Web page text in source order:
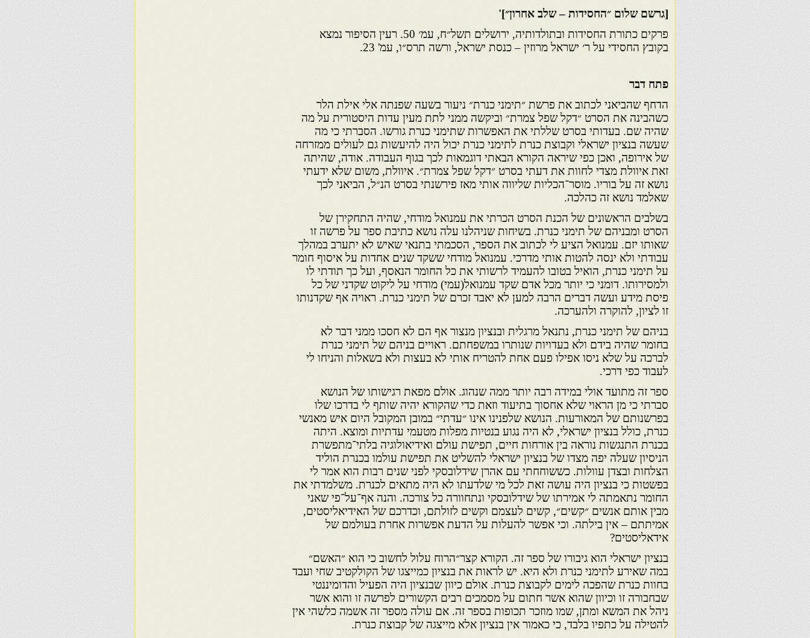
[גרשם שלום ״החסידות – שלב אחרון״]'
פרקים כתורת החסידות ובתולדותיה, ירושלים תשל״ח, עמ׳ 50. רעין הסיפור נמצא
בקובץ החסידי על ר׳ ישראל מרוזין – כנסת ישראל, ורשה תרס״ו, עמ' 23.
פתח דבר
הדחף שהביאני לכתוב את פרשת ״תימני כנרת״ ניעור בשעה שפנתה אלי אילת הלר
כשהבינה את הסרט ״דקל שפל צמרת״ וביקשה ממני לתת מעין עדות היסטורית על מה
שהיה שם. בעדותי בסרט שללתי את האפשרות שתימני כנרת גורשו. הסברתי כי מה
שעשה בנציון ישראלי וקבוצת כנרת לתימני כנרת יכול היה להיעשות גם לעולים ממזרחה
של אירופה, ואכן כפי שיראה הקורא הבאתי דוגמאות לכך בגוף העבודה. אודה, שהיתה
זאת איוולת מצדי לחוות את דעתי בסרט ״דקל שפל צמרת״. איוולת, משום שלא ידעתי
נושא זה על בוריו. מוסר־הכליות שליווה אותי מאז פירשנתי בסרט הנ״ל, הביאני לכך
שאלמד נושא זה כהלכה.
בשלבים הראשונים של הכנת הסרט הכרתי את עמנואל מודחי, שהיה התחקירן של
הסרט ומבניהם של תימני כנרת. בשיחות שניהלנו עלה נושא כתיבת ספר על פרשה זו
שאותו יזם. עמנואל הציע לי לכתוב את הספר, הסכמתי בתנאי שאיש לא יתערב במהלך
עבודתי ולא ינסה להטות אותי מדרכי. עמנואל מודחי ששקד שנים אחדות על איסוף חומר
על תימני כנרת, הואיל בטובו להעמיד לרשותי את כל החומר הנאסף, ועל כך תודתי לו
ולמסירותו. דומני כי יותר מכל אדם שקד עמנואל(עמי) מודחי על ליקוט שקדני של כל
פיסת מידע ועשה דברים הרבה למען לא יאבד זכרם של תימני כנרת. ראויה אף שקדנותו
זו לציון, להוקרה ולהערכה.
בניהם של תימני כנרת, נתנאל מרגלית ובנציון מנצור אף הם לא חסכו ממני דבר לא
בחומר שהיה בידם ולא בעדויות שנותרו במשפחתם. ראויים בניהם של תימני כנרת
לברכה על שלא ניסו אפילו פעם אחת להטריח אותי לא בעצות ולא בשאלות והניחו לי
לעבוד כפי דרכי.
ספר זה מתועד אולי במידה רבה יותר ממה שנהוג. אולם מפאת רגישותו של הנושא
סברתי כי מן הראוי שלא אחסוך בתיעוד וזאת כדי שהקורא יהיה שותף לי בדרכו שלו
בפרשנותם של המאורעות. הנושא שלפנינו אינו ״עדתי״ במובן המקובל היום איש מאנשי
כנרת, כולל בנציון ישראלי, לא היה נגוע בנטיות מפלות מטעמי עדתיות ומוצא. היתה
בכנרת התנגשות נוראה בין אורחות חיים, תפישת עולם ואידיאולוגיה בלתי־מתפשרת
הניסיון שעלה יפה מצדו של בנציון ישראלי להשליט את תפישת עולמו בכנרת הוליד
הצלחות ובצדן עוולות. כששוחחתי עם אהרן שידלובסקי לפני שנים רבות הוא אמר לי
בפשטות כי בנציון היה עושה זאת לכל מי שלדעתו לא היה מתאים לכנרת. משלמדתי את
החומר נתאמתה לי אמירתו של שידלובסקי ונתחוורה כל צורכה. והנה אף־על־פי שאני
מבין אותם אנשים ״קשים״, קשים לעצמם וקשים לזולתם, וכדרכם של האידיאליסטים,
אמיתתם – אין בילתה. וכי אפשר להעלות על הדעת אפשרות אחרת בעולמם של
אידאליסטים?
בנציון ישראלי הוא גיבורו של ספר זה. הקורא קצר״הרוח עלול לחשוב כי הוא ״האשם״
במה שאירע לתימני כנרת ולא היא. יש לראות את בנציון כמייצגו של הקולקטיב שחי ועבד
בחוות כנרת שהפכה לימים לקבוצת כנרת. אולם כיוון שבנציון היה הפעיל והדומיננטי
שבחבורה זו וכיוון שהוא אשר חתום על מסמכים רבים הקשורים לפרשה זו והוא אשר
ניהל את המשא ומתן, שמו מוזכר תכופות בספר זה. אם עולה מספר זה אשמה כלשהי אין
להטילה על כתפיו בלבד, כי כאמור אין בנציון אלא מייצגה של קבוצת כנרת.